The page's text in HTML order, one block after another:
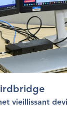
vieillissant